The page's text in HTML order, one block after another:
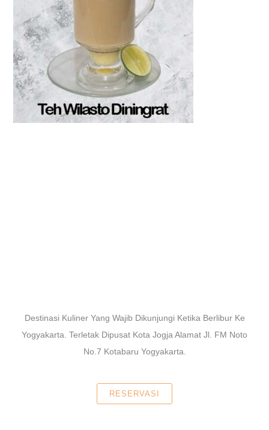
Destinasi Kuliner Yang Wajib Dikunjungi Ketika Berlibur Ke
Yogyakarta. Terletak Dipusat Kota Jogja Alamat Jl. FM Noto
No.7 Kotabaru Yogyakarta.
RESERVASI